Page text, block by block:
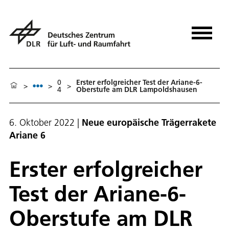
> > 0
4 > Ers­ter er­folg­rei­cher Test der Aria­ne-6-
Ober­stu­fe am DLR Lam­polds­hau­sen
6. Oktober 2022 | Neue europäische Trägerrakete
Ariane 6
Ers­ter er­folg­rei­cher
Test der Aria­ne-6-
Ober­stu­fe am DLR